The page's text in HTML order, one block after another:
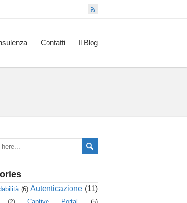
Contatti Il Blog
(6) Autenticazione (11)
(2) Captive Portal (5)